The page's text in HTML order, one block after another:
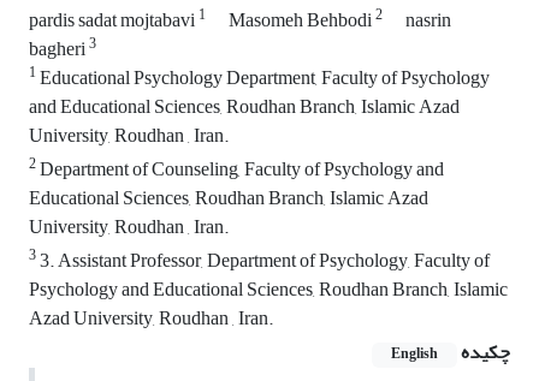
pardis sadat mojtabavi1 Masomeh Behbodi2
nasrin
bagheri3
1Educational Psychology Department, Faculty of Psychology
and Educational Sciences, Roudhan Branch, Islamic Azad
University, Roudhan , Iran.
2Department of Counseling, Faculty of Psychology and
Educational Sciences, Roudhan Branch, Islamic Azad
University, Roudhan , Iran.
33. Assistant Professor, Department of Psychology, Faculty of
Psychology and Educational Sciences, Roudhan Branch, Islamic
Azad University, Roudhan , Iran.
چکیده
English